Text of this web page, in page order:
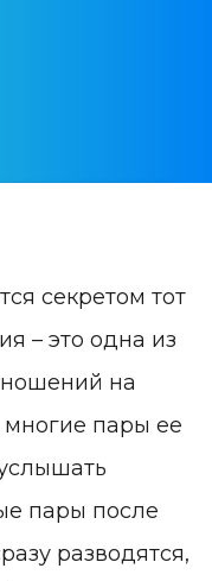
секретом тот
– это одна из
на
пары ее
пары после
разводятся,